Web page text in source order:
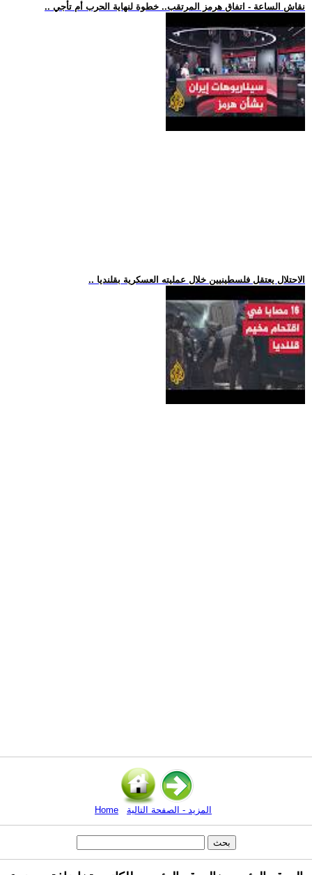
.. نقاش الساعة - اتفاق هرمز المرتقب.. خطوة لنهاية الحرب أم تأجي
.. الاحتلال يعتقل فلسطينيين خلال عمليته العسكرية بقلنديا
Home المزيد - الصفحة التالية